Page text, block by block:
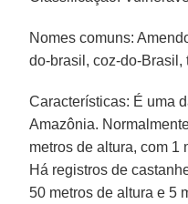
Nomes comuns:
do-brasil, coz-do-Brasil,
Características: É uma
Amazônia.
metros de altura, com 1
Há registros de
50 metros de altura e 5